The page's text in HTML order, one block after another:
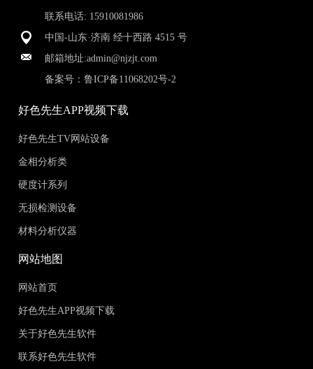
联系电话: 15910081986
中国-山东·济南 经十西路 4515 号
邮箱地址:admin@njzjt.com
备案号：鲁ICP备11068202号-2
好色先生APP视频下载
好色先生TV网站设备
金相分析类
硬度计系列
无损检测设备
材料分析仪器
网站地图
网站首页
好色先生APP视频下载
关于好色先生软件
联系好色先生软件